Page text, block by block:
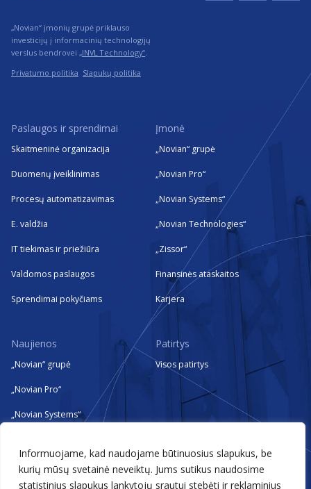
Informuojame, kad naudojame būtinuosius slapukus, be
kurių mūsų svetainė neveiktų. Jums sutikus naudosime
statistinius slapukus lankytojų srautui stebėti ir reklaminius
„Novian“ įmonių grupė priklauso
investicijų į informacinių technologijų
verslus bendrovei „INVL Technology“.
Privatumo politika Slapukų politika
Paslaugos ir sprendimai
Skaitmeninė organizacija
Duomenų įveiklinimas
Procesų automatizavimas
E. valdžia
IT tiekimas ir priežiūra
Valdomos paslaugos
Sprendimai pokyčiams
Įmonė
„Novian“ grupė
„Novian Pro“
„Novian Systems“
„Novian Technologies“
„Zissor“
Finansinės ataskaitos
Karjera
Naujienos
„Novian“ grupė
„Novian Pro“
„Novian Systems“
„Zissor“
Patirtys
Visos patirtys